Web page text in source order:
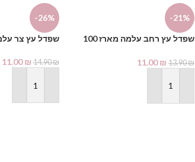
-21%
שפדל עץ רחב עלמה מארז 100
13.90₪
11.00₪
הוספה לסל
-26%
שפדל עץ צר עלמה
14.90₪
11.00₪
הוספה לסל